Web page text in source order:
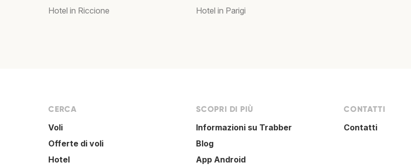
Hotel in Riccione
Hotel in Parigi
CERCA
Voli
Offerte di voli
Hotel
SCOPRI DI PIÙ
Informazioni su Trabber
Blog
App Android
CONTATTI
Contatti